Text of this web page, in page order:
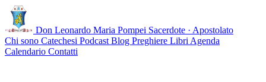
Don Leonardo Maria Pompei Sacerdote · Apostolato
Chi sono Catechesi Podcast Blog Preghiere Libri Agenda
Calendario Contatti